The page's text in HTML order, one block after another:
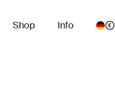
Shop Info